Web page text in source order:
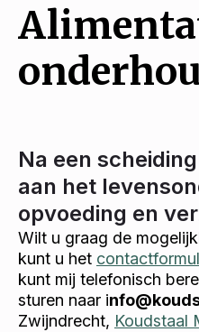
Na een
aan het
opvoeding en
Wilt u graag de
kunt u het
kunt mij telefonisch
sturen naar i
Zwijndrecht, Koudstaal